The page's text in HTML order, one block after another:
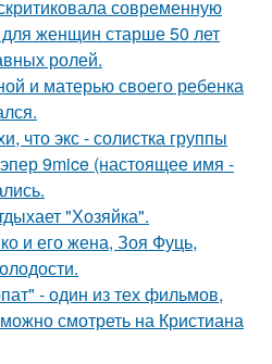
современную
для женщин старше 50 лет
ролей.
и матерью своего ребенка
что экс - солистка группы
9mice (настоящее имя -
"Хозяйка".
и его жена, Зоя Фуць,
- один из тех фильмов,
смотреть на Кристиана